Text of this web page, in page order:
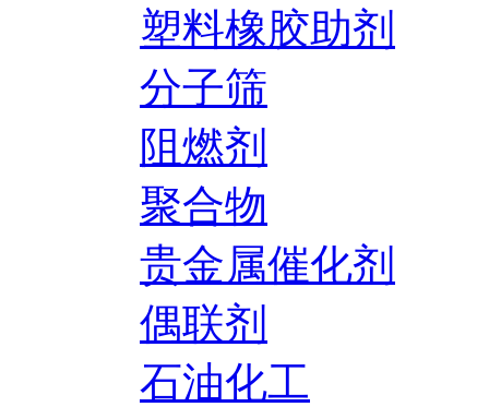
塑料橡胶助剂
分子筛
阻燃剂
聚合物
贵金属催化剂
偶联剂
石油化工